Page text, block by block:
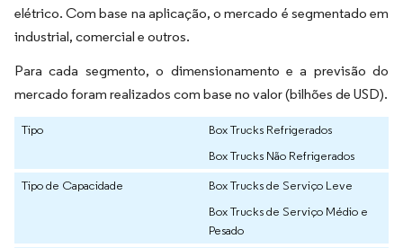
elétrico. Com base na aplicação, o mercado é segmentado em
industrial, comercial e outros.
Para cada segmento, o dimensionamento e a previsão do
mercado foram realizados com base no valor (bilhões de USD).
Tipo
Box Trucks Refrigerados
Box Trucks Não Refrigerados
Tipo de Capacidade
Box Trucks de Serviço Leve
Box Trucks de Serviço Médio e
Pesado